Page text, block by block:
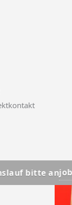
jobs@hsc-